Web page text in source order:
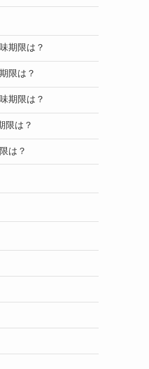
期限は？
限は？
期限は？
限は？
は？